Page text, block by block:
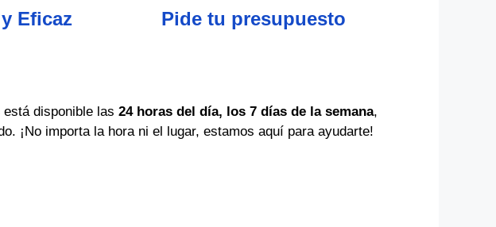
Eficaz Pide tu presupuesto
está disponible las 24 horas del día, los 7 días de la semana,
¡No importa la hora ni el lugar, estamos aquí para ayudarte!